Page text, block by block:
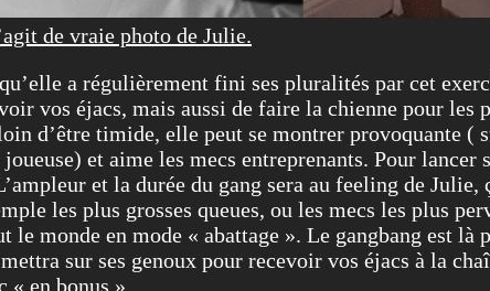
de vraie photo de Julie.
a régulièrement fini ses pluralités par cet
vos éjacs, mais aussi de faire la chienne pour les
d’être timide, elle peut se montrer provoquante (
et aime les mecs entreprenants. Pour
et la durée du gang sera au feeling de Julie,
les plus grosses queues, ou les mecs les plus
le monde en mode « abattage ». Le gangbang est
sur ses genoux pour recevoir vos éjacs à la
« en bonus ».